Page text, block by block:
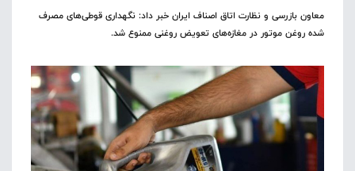
معاون بازرسی و نظارت اتاق اصناف ایران خبر داد: نگهداری قوطی‌های مصرف
شده روغن موتور در مغازه‌های تعویض روغنی ممنوع شد.